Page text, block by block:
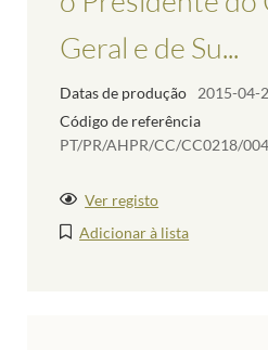
Geral e de Su...
Datas de produção
2015-04-
Código de referência
PT/PR/AHPR/CC/CC0218/
Ver registo
Adicionar à lista